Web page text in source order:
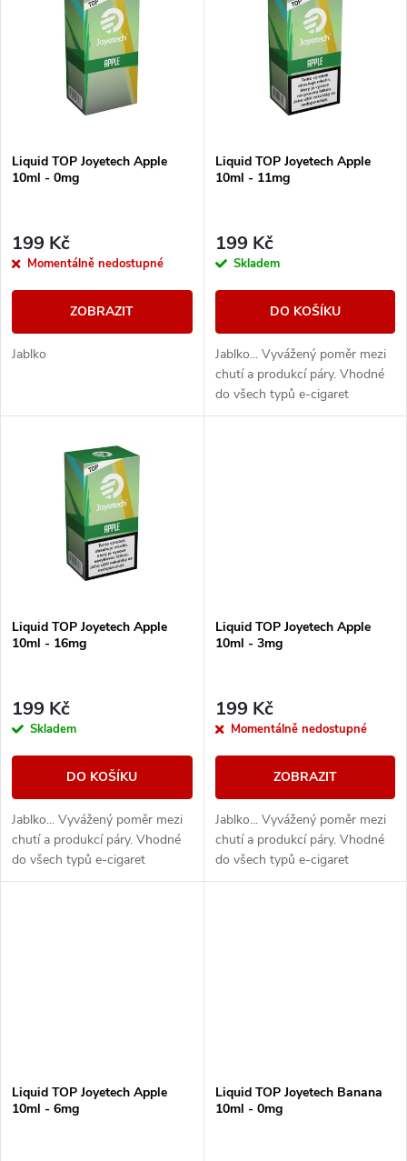
p
r
o
u
k
Nejprodávanější
Abecedně
s
p
r
o
d
k
Liquid TOP Joyetech Apple
10ml - 0mg
199 Kč
Momentálně nedostupné
ZOBRAZIT
Jablko
Liquid TOP Joyetech Apple
10ml - 11mg
199 Kč
Skladem
DO KOŠÍKU
Jablko... Vyvážený poměr mezi
chutí a produkcí páry. Vhodné
do všech typů e-cigaret
Liquid TOP Joyetech Apple
10ml - 16mg
199 Kč
Skladem
DO KOŠÍKU
Jablko... Vyvážený poměr mezi
chutí a produkcí páry. Vhodné
do všech typů e-cigaret
Liquid TOP Joyetech Apple
10ml - 3mg
199 Kč
Momentálně nedostupné
ZOBRAZIT
Jablko... Vyvážený poměr mezi
chutí a produkcí páry. Vhodné
do všech typů e-cigaret
Liquid TOP Joyetech Apple
10ml - 6mg
Liquid TOP Joyetech Banana
10ml - 0mg